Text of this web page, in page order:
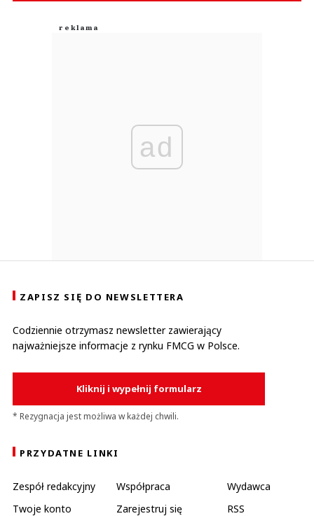
ad
ZAPISZ SIĘ DO NEWSLETTERA
Codziennie otrzymasz newsletter zawierający
najważniejsze informacje z rynku FMCG w Polsce.
Kliknij i wypełnij formularz
* Rezygnacja jest możliwa w każdej chwili.
PRZYDATNE LINKI
Zespół redakcyjny Współpraca
Wydawca
Twoje konto
Zarejestruj się
RSS